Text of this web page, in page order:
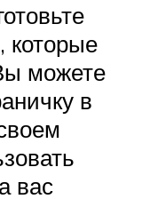
которые
можете
в
вас